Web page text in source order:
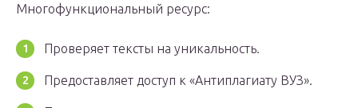
Многофункциональный ресурс:
Проверяет тексты на уникальность.
Предоставляет доступ к «Антиплагиату ВУЗ».